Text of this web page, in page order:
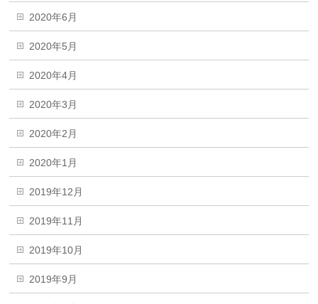
2020年6月
2020年5月
2020年4月
2020年3月
2020年2月
2020年1月
2019年12月
2019年11月
2019年10月
2019年9月